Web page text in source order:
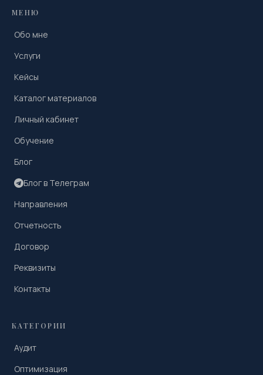
МЕНЮ
Обо мне
Услуги
Кейсы
Каталог материалов
Личный кабинет
Обучение
Блог
Блог в Телеграм
Направления
Отчетность
Договор
Реквизиты
Контакты
КАТЕГОРИИ
Аудит
Оптимизация